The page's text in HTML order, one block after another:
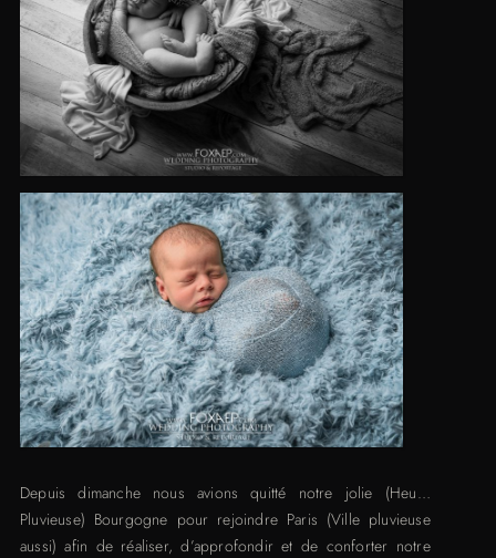
Depuis dimanche nous avions quitté notre jolie (Heu…
Pluvieuse) Bourgogne pour rejoindre Paris (Ville pluvieuse
aussi) afin de réaliser, d’approfondir et de conforter notre